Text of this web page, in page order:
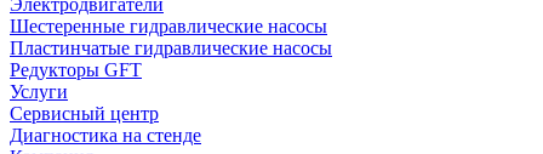
Электродвигатели
Шестеренные гидравлические насосы
Пластинчатые гидравлические насосы
Редукторы GFT
Услуги
Сервисный центр
Диагностика на стенде